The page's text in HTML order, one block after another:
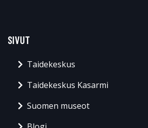
SIVUT
Taidekeskus
Taidekeskus Kasarmi
Suomen museot